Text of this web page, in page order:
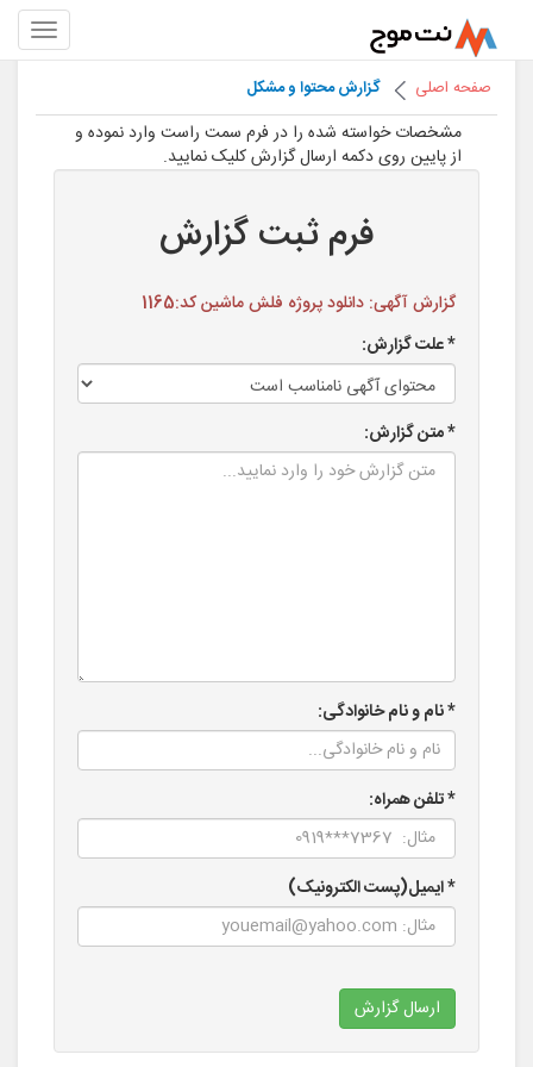
صفحه اصلی گزارش محتوا و مشکل
مشخصات خواسته شده را در فرم سمت راست وارد نموده و
از پایین روی دکمه ارسال گزارش کلیک نمایید.
فرم ثبت گزارش
گزارش آگهی: دانلود پروژه فلش ماشین کد:1165
* علت گزارش:
* متن گزارش:
* نام و نام خانوادگی:
* تلفن همراه:
* ایمیل(پست الکترونیک)